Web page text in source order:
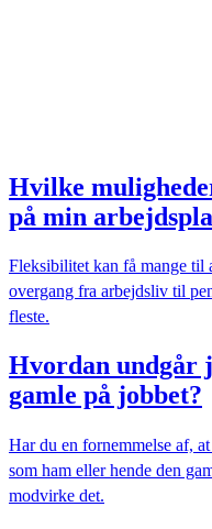
Hvilke
på min
Fleksibilitet kan få mange til
overgang fra arbejdsliv til
fleste.
Hvordan undgår
gamle på jobbet?
Har du en fornemmelse af,
som ham eller hende den
modvirke det.